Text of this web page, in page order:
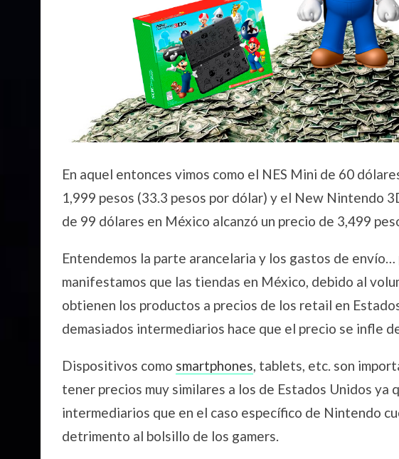
En aquel entonces vimos como el NES Mini de 60
1,999 pesos (33.3 pesos por dólar) y el New Nintendo
de 99 dólares en México alcanzó un precio de 3,499
Entendemos la parte arancelaria y los gastos de
manifestamos que las tiendas en México, debido al
obtienen los productos a precios de los retail en
demasiados intermediarios hace que el precio se infle
Dispositivos como smartphones, tablets, etc. son
tener precios muy similares a los de Estados Unidos ya
intermediarios que en el caso específico de Nintendo
detrimento al bolsillo de los gamers.